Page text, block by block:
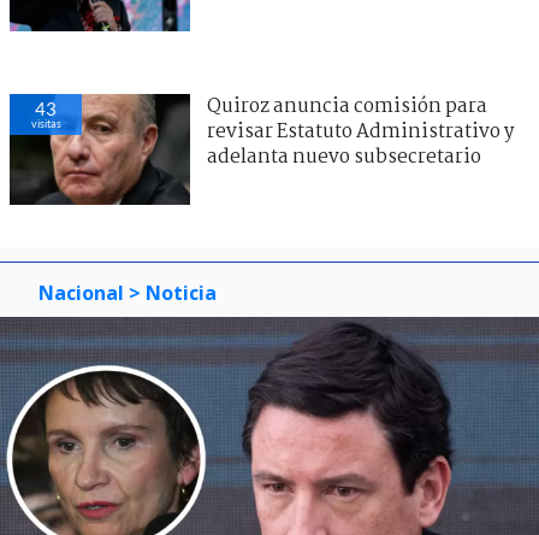
43
visitas
Quiroz anuncia comisión para
revisar Estatuto Administrativo y
adelanta nuevo subsecretario
Nacional > Noticia